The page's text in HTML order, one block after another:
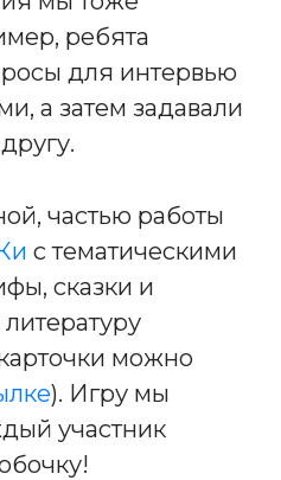
ребята
для интервью
а затем задавали
частью работы
с тематическими
сказки и
можно
). Игру мы
участник